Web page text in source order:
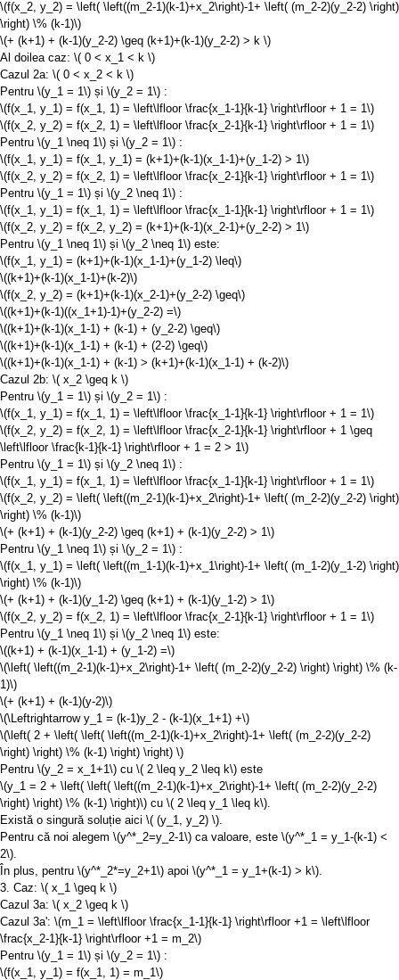
\(f(x_2, y_2) = \left( \left((m_2-1)(k-1)+x_2\right)-1+ \left( (m_2-2)(y_2-2) \right)
\right) \% (k-1)\)
\(+ (k+1) + (k-1)(y_2-2) \geq (k+1)+(k-1)(y_2-2) > k \)
Al doilea caz: \( 0 < x_1 < k \)
Cazul 2a: \( 0 < x_2 < k \)
Pentru \(y_1 = 1\) și \(y_2 = 1\) :
\(f(x_1, y_1) = f(x_1, 1) = \left\lfloor \frac{x_1-1}{k-1} \right\rfloor + 1 = 1\)
\(f(x_2, y_2) = f(x_2, 1) = \left\lfloor \frac{x_2-1}{k-1} \right\rfloor + 1 = 1\)
Pentru \(y_1 \neq 1\) și \(y_2 = 1\) :
\(f(x_1, y_1) = f(x_1, y_1) = (k+1)+(k-1)(x_1-1)+(y_1-2) > 1\)
\(f(x_2, y_2) = f(x_2, 1) = \left\lfloor \frac{x_2-1}{k-1} \right\rfloor + 1 = 1\)
Pentru \(y_1 = 1\) și \(y_2 \neq 1\) :
\(f(x_1, y_1) = f(x_1, 1) = \left\lfloor \frac{x_1-1}{k-1} \right\rfloor + 1 = 1\)
\(f(x_2, y_2) = f(x_2, y_2) = (k+1)+(k-1)(x_2-1)+(y_2-2) > 1\)
Pentru \(y_1 \neq 1\) și \(y_2 \neq 1\) este:
\(f(x_1, y_1) = (k+1)+(k-1)(x_1-1)+(y_1-2) \leq\)
\((k+1)+(k-1)(x_1-1)+(k-2)\)
\(f(x_2, y_2) = (k+1)+(k-1)(x_2-1)+(y_2-2) \geq\)
\((k+1)+(k-1)((x_1+1)-1)+(y_2-2) =\)
\((k+1)+(k-1)(x_1-1) + (k-1) + (y_2-2) \geq\)
\((k+1)+(k-1)(x_1-1) + (k-1) + (2-2) \geq\)
\((k+1)+(k-1)(x_1-1) + (k-1) > (k+1)+(k-1)(x_1-1) + (k-2)\)
Cazul 2b: \( x_2 \geq k \)
Pentru \(y_1 = 1\) și \(y_2 = 1\) :
\(f(x_1, y_1) = f(x_1, 1) = \left\lfloor \frac{x_1-1}{k-1} \right\rfloor + 1 = 1\)
\(f(x_2, y_2) = f(x_2, 1) = \left\lfloor \frac{x_2-1}{k-1} \right\rfloor + 1 \geq
\left\lfloor \frac{k-1}{k-1} \right\rfloor + 1 = 2 > 1\)
Pentru \(y_1 = 1\) și \(y_2 \neq 1\) :
\(f(x_1, y_1) = f(x_1, 1) = \left\lfloor \frac{x_1-1}{k-1} \right\rfloor + 1 = 1\)
\(f(x_2, y_2) = \left( \left((m_2-1)(k-1)+x_2\right)-1+ \left( (m_2-2)(y_2-2) \right)
\right) \% (k-1)\)
\(+ (k+1) + (k-1)(y_2-2) \geq (k+1) + (k-1)(y_2-2) > 1\)
Pentru \(y_1 \neq 1\) și \(y_2 = 1\) :
\(f(x_1, y_1) = \left( \left((m_1-1)(k-1)+x_1\right)-1+ \left( (m_1-2)(y_1-2) \right)
\right) \% (k-1)\)
\(+ (k+1) + (k-1)(y_1-2) \geq (k+1) + (k-1)(y_1-2) > 1\)
\(f(x_2, y_2) = f(x_2, 1) = \left\lfloor \frac{x_2-1}{k-1} \right\rfloor + 1 = 1\)
Pentru \(y_1 \neq 1\) și \(y_2 \neq 1\) este:
\((k+1) + (k-1)(x_1-1) + (y_1-2) =\)
\(\left( \left((m_2-1)(k-1)+x_2\right)-1+ \left( (m_2-2)(y_2-2) \right) \right) \% (k-
1)\)
\(+ (k+1) + (k-1)(y-2)\)
\(\Leftrightarrow y_1 = (k-1)y_2 - (k-1)(x_1+1) +\)
\(\left( 2 + \left( \left( \left((m_2-1)(k-1)+x_2\right)-1+ \left( (m_2-2)(y_2-2)
\right) \right) \% (k-1) \right) \right) \)
Pentru \(y_2 = x_1+1\) cu \( 2 \leq y_2 \leq k\) este
\(y_1 = 2 + \left( \left( \left((m_2-1)(k-1)+x_2\right)-1+ \left( (m_2-2)(y_2-2)
\right) \right) \% (k-1) \right)\) cu \( 2 \leq y_1 \leq k\)
Există o singură soluție aici \( (y_1, y_2) \)
Pentru că noi alegem \(y^*_2=y_2-1\) ca valoare, este \(y^*_1 = y_1-(k-1) <
2\)
În plus, pentru \(y^*_2*=y_2+1\) apoi \(y^*_1 = y_1+(k-1) > k\)
3. Caz: \( x_1 \geq k \)
Cazul 3a: \( x_2 \geq k \)
Cazul 3a': \(m_1 = \left\lfloor \frac{x_1-1}{k-1} \right\rfloor +1 = \left\lfloor
\frac{x_2-1}{k-1} \right\rfloor +1 = m_2\)
Pentru \(y_1 = 1\) și \(y_2 = 1\) :
\(f(x_1, y_1) = f(x_1, 1) = m_1\)